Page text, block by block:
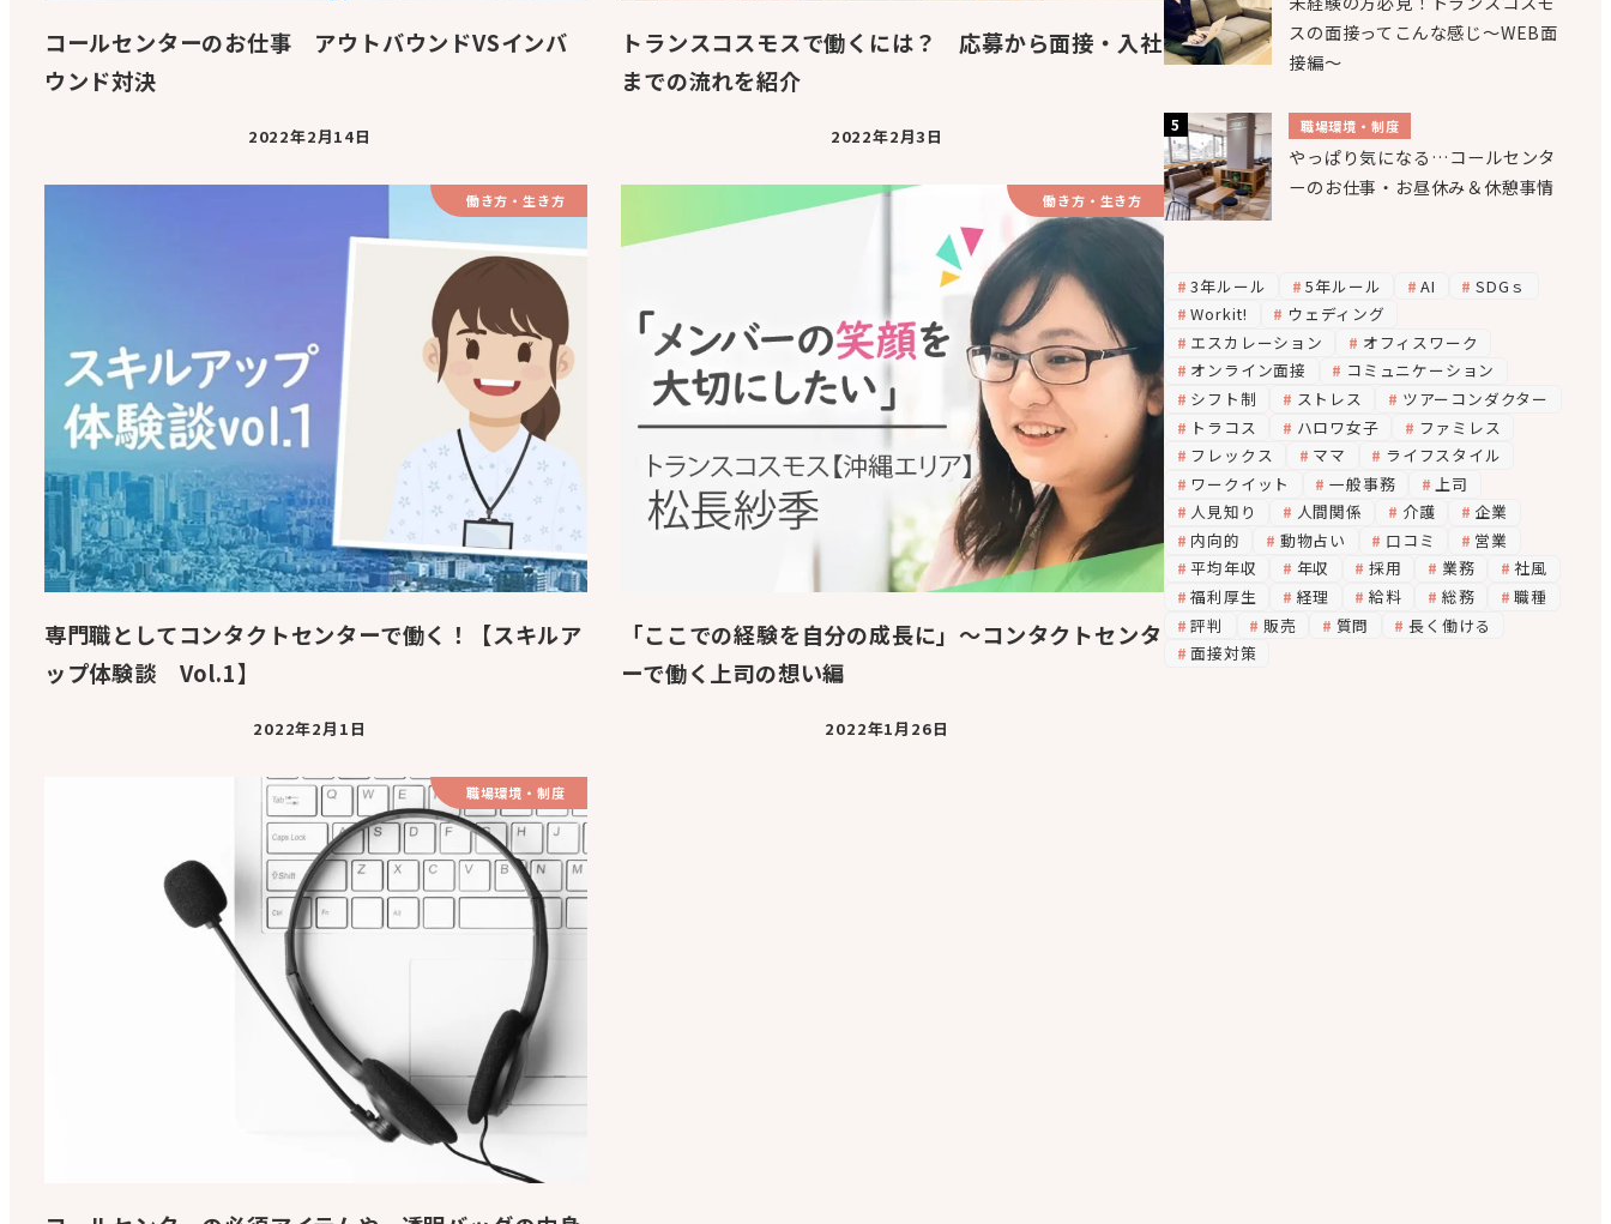
コールセンターのお仕事 アウトバウンドVSインバ
ウンド対決
2022年2月14日
トランスコスモスで働くには？ 応募から面接・入社
までの流れを紹介
2022年2月3日
働き方・生き方
専門職としてコンタクトセンターで働く！【スキルア
ップ体験談 Vol.1】
2022年2月1日
働き方・生き方
「ここでの経験を自分の成長に」～コンタクトセンタ
ーで働く上司の想い編
2022年1月26日
職場環境・制度
スの面接ってこんな感じ～WEB面
接編～
職場環境・制度
やっぱり気になる…コールセンタ
ーのお仕事・お昼休み＆休憩事情
3年ルール 5年ルール AI
SDGｓ
Workit!
ウェディング
エスカレーション
オフィスワーク
オンライン面接
コミュニケーション
シフト制
ストレス
ツアーコンダクター
トラコス
ハロワ女子
ファミレス
フレックス
ママ
ライフスタイル
ワークイット
一般事務
上司
人見知り
人間関係 介護
企業
内向的
動物占い 口コミ
営業
平均年収
年収 採用 業務
社風
福利厚生
経理 給料 総務
職種
評判
販売 質問
長く働ける
面接対策